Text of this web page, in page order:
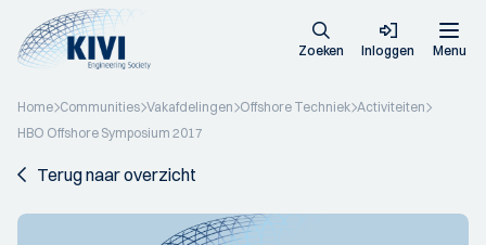
Zoeken Inloggen Menu
Home Communities Vakafdelingen Offshore Techniek Activiteiten
HBO Offshore Symposium 2017
Terug naar overzicht